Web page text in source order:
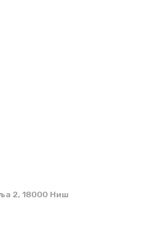
2, 18000 Ниш